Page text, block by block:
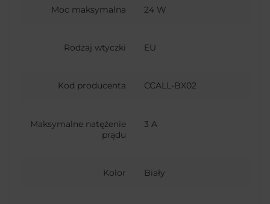
Moc maksymalna 24 W
Rodzaj wtyczki EU
Kod producenta CCALL-BX02
Maksymalne natężenie
prądu
3 A
Kolor Biały